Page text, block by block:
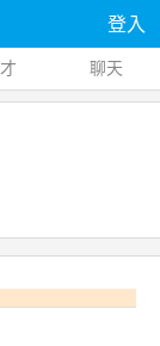
登入
聊天